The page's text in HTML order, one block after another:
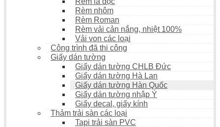
Rèm nhôm
Rèm Roman
Rèm vải cản nắng, nhiệt 100%
Vải von các loại
Công trình đã thi công
Giấy dán tường
Giấy dán tường CHLB Đức
Giấy dán tường Hà Lan
Giấy dán tường Hàn Quốc
Giấy dán tường nhập Ý
Giấy decal, giấy kính
Thảm trải sàn các loại
Tapi trải sàn PVC